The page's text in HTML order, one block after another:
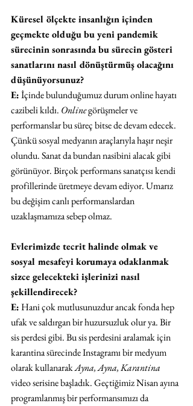
Küresel ölçekte insanlığın içinden
geçmekte olduğu bu yeni pandemik
sürecinin sonrasında bu sürecin gösteri
sanatlarını nasıl dönüştürmüş olacağını
düşünüyorsunuz?
E: İçinde bulunduğumuz durum online hayatı
cazibeli kıldı. Online görüşmeler ve
performanslar bu süreç bitse de devam edecek.
Çünkü sosyal medyanın araçlarıyla haşır neşir
olundu. Sanat da bundan nasibini alacak gibi
görünüyor. Birçok performans sanatçısı kendi
profillerinde üretmeye devam ediyor. Umarız
bu değişim canlı performanslardan
uzaklaşmamıza sebep olmaz.
Evlerimizde tecrit halinde olmak ve
sosyal mesafeyi korumaya odaklanmak
sizce gelecekteki işlerinizi nasıl
şekillendirecek?
E: Hani çok mutlusunuzdur ancak fonda hep
ufak ve saldırgan bir huzursuzluk olur ya. Bir
sis perdesi gibi. Bu sis perdesini aralamak için
karantina sürecinde Instagramı bir medyum
olarak kullanarak Ayna, Ayna, Karantina
video serisine başladık. Geçtiğimiz Nisan ayına
programlanmış bir performansımızı da